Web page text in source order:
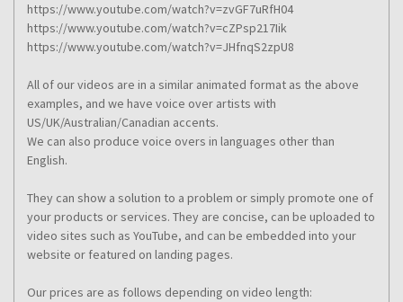
https://www.youtube.com/watch?v=zvGF7uRfH04
https://www.youtube.com/watch?v=cZPsp217Iik
https://www.youtube.com/watch?v=JHfnqS2zpU8
All of our videos are in a similar animated format as the above
examples, and we have voice over artists with
US/UK/Australian/Canadian accents.
We can also produce voice overs in languages other than
English.
They can show a solution to a problem or simply promote one of
your products or services. They are concise, can be uploaded to
video sites such as YouTube, and can be embedded into your
website or featured on landing pages.
Our prices are as follows depending on video length: